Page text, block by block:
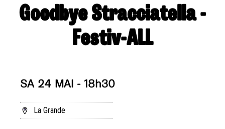
Goodbye Stracciatella -
Festiv-ALL
SA 24 MAI - 18h30
La Grande